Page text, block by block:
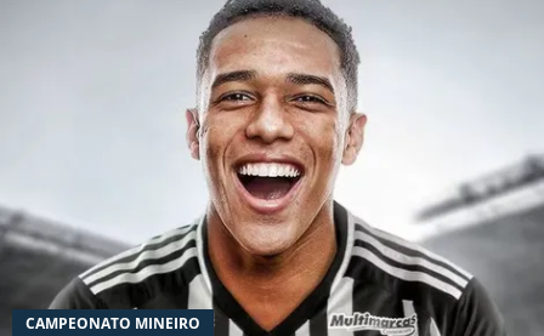
Privacidade
Política Editorial
Antenados no Futebol, tal como a Futbol
Sites, é uma empresa pertencente à Better
Collective. Todos os direitos reservados.
+18 |Jogue com responsabilidade
Aplicam-se os Termos e Condições | Conteúdo
Comercial
CAMPEONATO MINEIRO